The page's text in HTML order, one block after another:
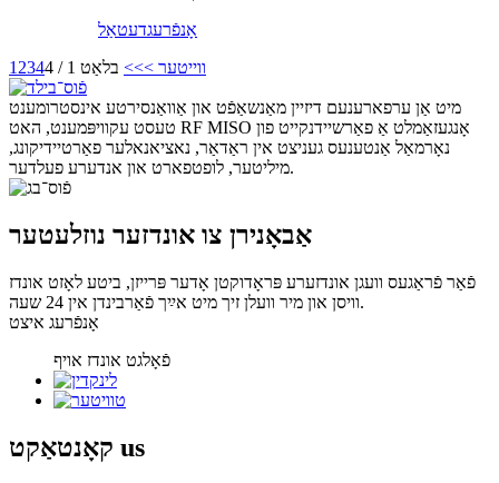
אָנפֿרעגדעטאַל
1 234 ווייטער >>> בלאַט 1 / 4
מיט אַן ערפארענעם דיזיין מאַנשאַפֿט און אַוואַנסירטע אינסטרומענט
טעסט עקוויפּמענט, האט RF MISO אָנגעזאַמלט אַ פאַרשיידנקייט פון
נאָרמאַל אַנטענעס געניצט אין ראַדאַר, נאציאנאלער פאַרטיידיקונג,
מיליטער, לופטפארט און אנדערע פעלדער.
אַבאָנירן צו אונדזער נוזלעטער
פֿאַר פֿראַגעס וועגן אונדזערע פּראָדוקטן אָדער פּרייזן, ביטע לאָזט אונדז
וויסן און מיר וועלן זיך מיט אײַך פֿאַרבינדן אין 24 שעה.
אָנפֿרעג איצט
פֿאָלגט אונדז אויף
קאָנטאַקט us